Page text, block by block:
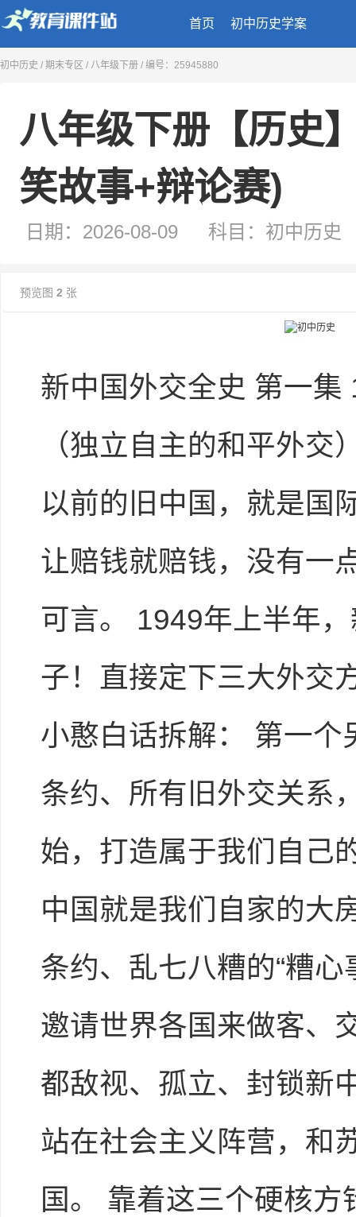
首页 初中历史学案
初中历史 / 期末专区 / 八年级下册 / 编号：25945880
八年级下册【历史】专题复习二：新中
日期：2026-08-09 科目：初中历史 类型：学案 来源：二一教育课件站
预览图 2 张
新中国外交全史 第一
（独立自主的和平外
以前的旧中国，就是国
让赔钱就赔钱，没有一
可言。 1949年上半年
子！直接定下三大外交
小憨白话拆解： 第一
条约、所有旧外交关系
始，打造属于我们自己
中国就是我们自家的大
条约、乱七八糟的“糟
邀请世界各国来做客、
都敌视、孤立、封锁新
站在社会主义阵营，和
国。 靠着这三个硬核